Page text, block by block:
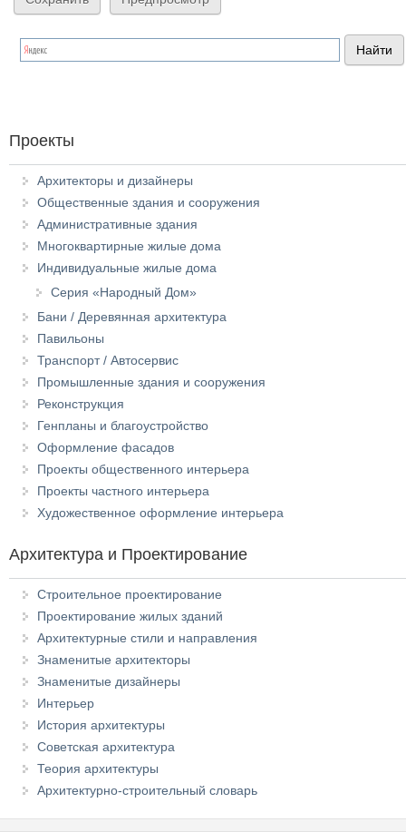
Проекты
Архитекторы и дизайнеры
Общественные здания и сооружения
Административные здания
Многоквартирные жилые дома
Индивидуальные жилые дома
Серия «Народный Дом»
Бани / Деревянная архитектура
Павильоны
Транспорт / Автосервис
Промышленные здания и сооружения
Реконструкция
Генпланы и благоустройство
Оформление фасадов
Проекты общественного интерьера
Проекты частного интерьера
Художественное оформление интерьера
Архитектура и Проектирование
Строительное проектирование
Проектирование жилых зданий
Архитектурные стили и направления
Знаменитые архитекторы
Знаменитые дизайнеры
Интерьер
История архитектуры
Советская архитектура
Теория архитектуры
Архитектурно-строительный словарь